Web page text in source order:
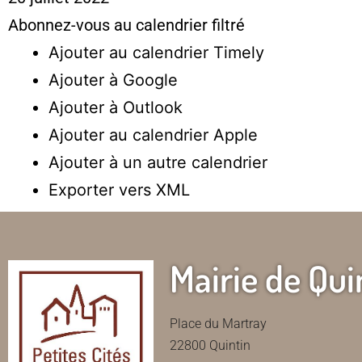
Abonnez-vous au calendrier filtré
Ajouter au calendrier Timely
Ajouter à Google
Ajouter à Outlook
Ajouter au calendrier Apple
Ajouter à un autre calendrier
Exporter vers XML
Mairie de
Place du Martray
22800 Quintin